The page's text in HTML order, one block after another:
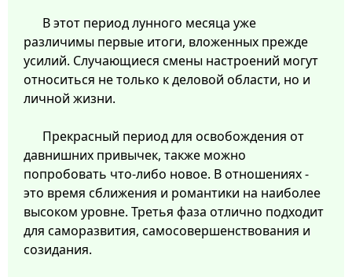
В этот период лунного месяца уже
различимы первые итоги, вложенных прежде
усилий. Случающиеся смены настроений могут
относиться не только к деловой области, но и
личной жизни.
Прекрасный период для освобождения от
давнишних привычек, также можно
попробовать что-либо новое. В отношениях -
это время сближения и романтики на наиболее
высоком уровне. Третья фаза отлично подходит
для саморазвития, самосовершенствования и
созидания.